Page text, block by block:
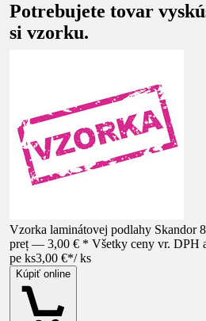
Potrebujete tovar
si vzorku.
Vzorka laminátovej podlahy Skandor
preț — 3,00 € * Všetky ceny vr. DPH
pe ks3,00 €*/ ks
Kúpiť online